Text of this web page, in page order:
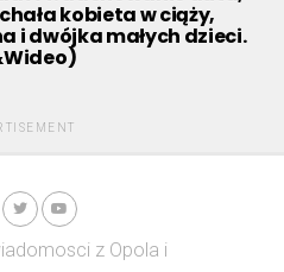
kobieta w ciąży,
i dwójka małych dzieci.